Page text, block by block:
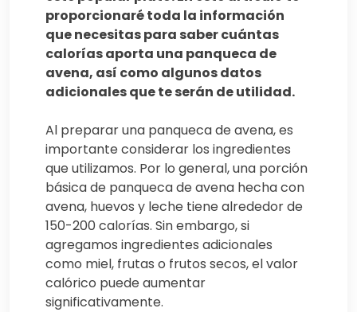
proporcionaré toda la información
que necesitas para saber cuántas
calorías aporta una panqueca de
avena, así como algunos datos
adicionales que te serán de utilidad.
Al preparar una panqueca de avena, es
importante considerar los ingredientes
que utilizamos. Por lo general, una porción
básica de panqueca de avena hecha con
avena, huevos y leche tiene alrededor de
150-200 calorías. Sin embargo, si
agregamos ingredientes adicionales
como miel, frutas o frutos secos, el valor
calórico puede aumentar
significativamente.